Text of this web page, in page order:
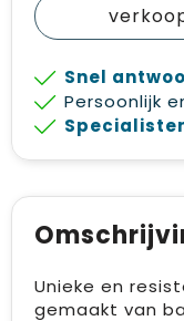
Snel
Persoonlijk
Unieke en
gemaakt van